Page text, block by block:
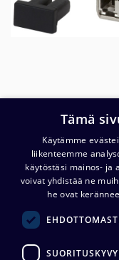
MuxLab
Multimode
850nm
Tämä
Käytämme
liikenteemme
käytöstäsi mainos- ja
voivat yhdistää ne
he ovat